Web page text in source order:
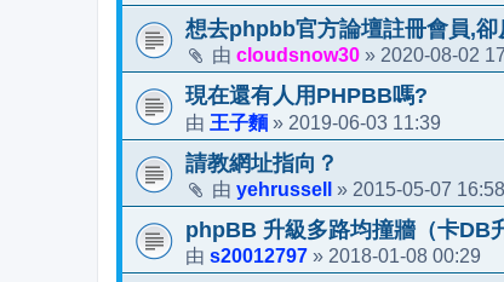
想去phpbb官方論壇註冊會員,卻
由 cloudsnow30 » 2020-08-02
現在還有人用PHPBB嗎?
由 王子麵 » 2019-06-03 11:39
請教網址指向？
由 yehrussell » 2015-05-07 16:58
phpBB 升級多路均撞牆（卡DB
由 s20012797 » 2018-01-08 00:29